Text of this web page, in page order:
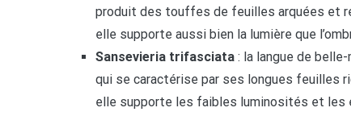
produit des touffes de feuilles arquées et
elle supporte aussi bien la lumière que
Sansevieria trifasciata: la langue de
qui se caractérise par ses longues feuilles
elle supporte les faibles luminosités et les